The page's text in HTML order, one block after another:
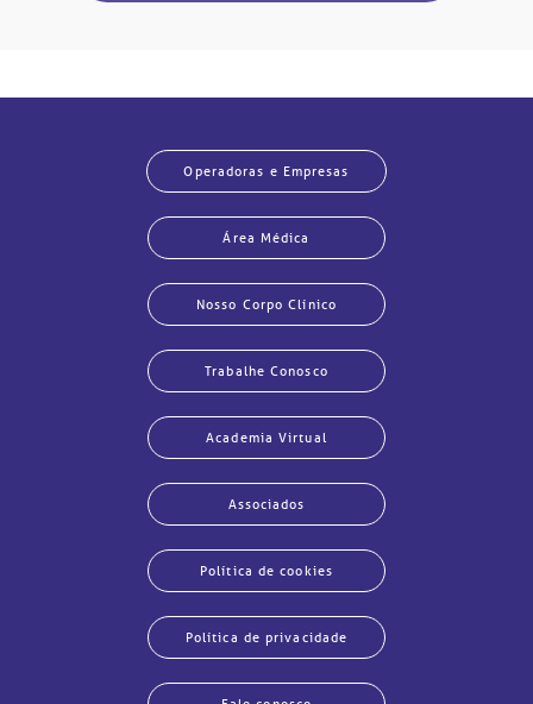
Operadoras e Empresas
Área Médica
Nosso Corpo Clínico
Trabalhe Conosco
Academia Virtual
Associados
Política de cookies
Política de privacidade